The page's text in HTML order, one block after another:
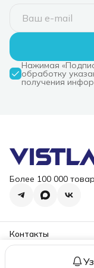
Нажимая
обработку
получения
Более 100 000
Контакты
Режим работы
2006 – 2026 ООО